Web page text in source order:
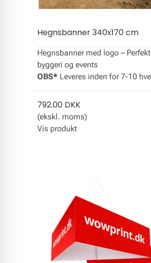
Hegnsbanner 340x170 cm
Hegnsbanner med logo – Perfekt
byggeri og events
OBS* Leveres inden for 7-10
792.00 DKK
(ekskl. moms)
Vis produkt